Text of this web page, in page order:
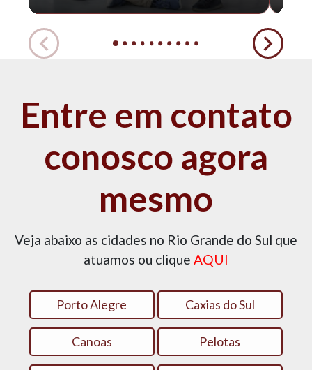
Entre em contato
conosco agora
mesmo
Veja abaixo as cidades no Rio Grande do Sul que
atuamos ou clique AQUI
Porto Alegre Caxias do Sul
Canoas Pelotas